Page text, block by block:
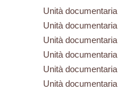
Unità documentaria
Unità documentaria
Unità documentaria
Unità documentaria
Unità documentaria
Unità documentaria